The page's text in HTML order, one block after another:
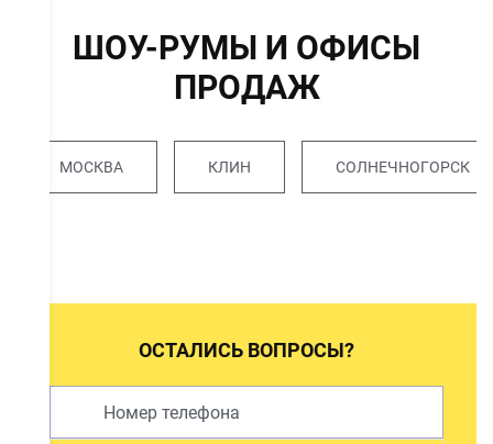
ШОУ-РУМЫ И ОФИСЫ
ПРОДАЖ
МОСКВА КЛИН СОЛНЕЧНОГОРСК
ОСТАЛИСЬ ВОПРОСЫ?